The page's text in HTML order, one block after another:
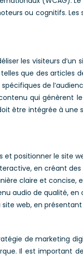
ou cognitifs.
les visiteurs
que des articles
de
qui génèrent
être intégrée à une
positionner le site
en créant
claire et concise,
audio de qualité, en
web, en
de marketing
Il est important